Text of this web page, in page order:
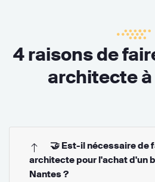
4 raisons de
architecte
🤝 Est-il nécessaire de
architecte pour l'achat d'un
Nantes ?